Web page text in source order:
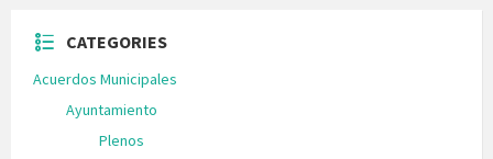
CATEGORIES
Acuerdos Municipales
Ayuntamiento
Plenos